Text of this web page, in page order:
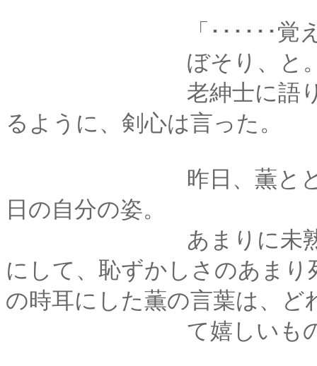
「･･････覚えてい
ぼそり、と
老紳士に語りかける
るように、剣心は言った。
昨日、薫とともに過
日の自分の姿。
あまりに未熟で青く
にして、恥ずかしさのあま
の時耳にした薫の言葉は、ど
て嬉しいものばか